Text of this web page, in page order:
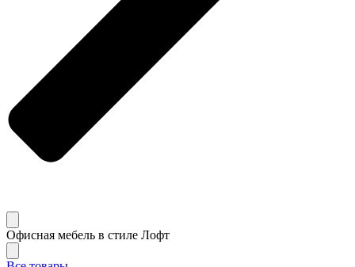
Офисная мебель в стиле Лофт